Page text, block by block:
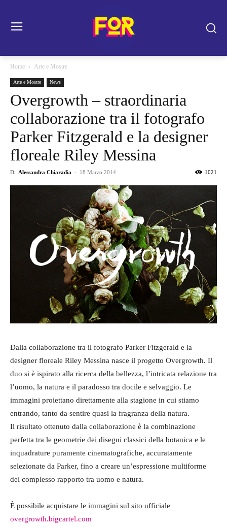
Home Arte e Mostre
Arte e Mostre News
Overgrowth – straordinaria
collaborazione tra il fotografo
Parker Fitzgerald e la designer
floreale Riley Messina
Di Alessandra Chiaradia - 18 Marzo 2014 1021
Dalla collaborazione tra il fotografo Parker Fitzgerald e la
designer floreale Riley Messina nasce il progetto Overgrowth. Il
duo si è ispirato alla ricerca della bellezza, l’intricata relazione tra
l’uomo, la natura e il paradosso tra docile e selvaggio. Le
immagini proiettano direttamente alla stagione in cui stiamo
entrando, tanto da sentire quasi la fragranza della natura.
Il risultato ottenuto dalla collaborazione è la combinazione
perfetta tra le geometrie dei disegni classici della botanica e le
inquadrature puramente cinematografiche, accuratamente
selezionate da Parker, fino a creare un’espressione multiforme
del complesso rapporto tra uomo e natura.
È possibile acquistare le immagini sul sito ufficiale
overgrowth.bigcartel.com